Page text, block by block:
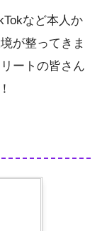
など本人か
が整ってきま
ートの皆さん